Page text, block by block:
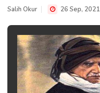
Salih Okur 26 Sep, 2021